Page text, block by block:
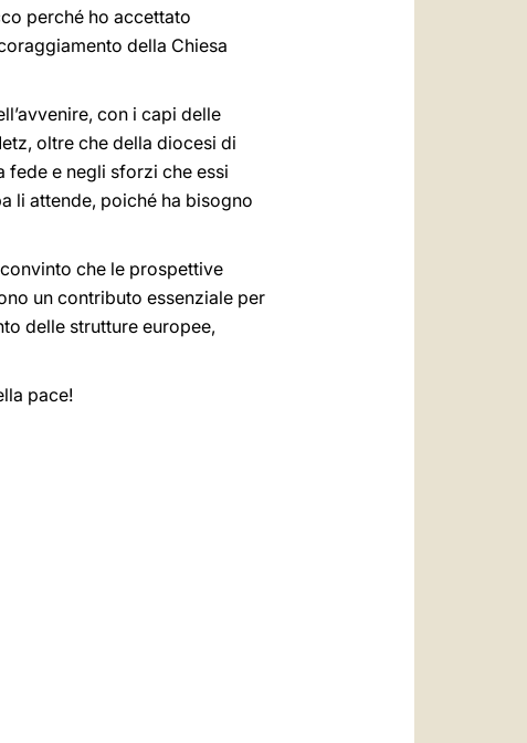
perché ho accettato
della Chiesa
con i capi delle
oltre che della diocesi di
fede e negli sforzi che essi
li attende, poiché ha bisogno
che le prospettive
un contributo essenziale per
delle strutture europee,
pace!